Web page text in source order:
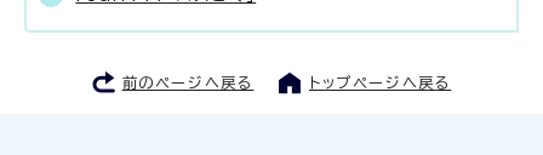
前のページへ戻る トップページへ戻る